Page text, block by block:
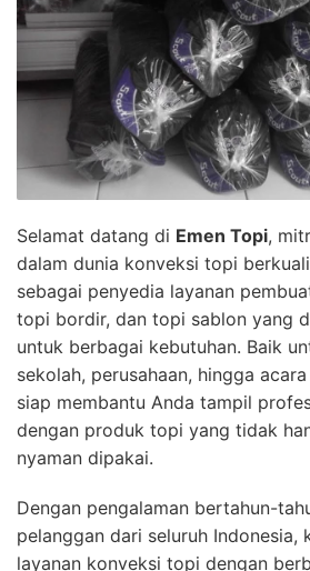
Selamat datang di Emen Topi,
dalam dunia konveksi topi
sebagai penyedia layanan
topi bordir, dan topi sablon yang
untuk berbagai kebutuhan. Baik
sekolah, perusahaan, hingga
siap membantu Anda tampil
dengan produk topi yang tidak
nyaman dipakai.
Dengan pengalaman bertahun-
pelanggan dari seluruh Indonesia,
layanan konveksi topi dengan